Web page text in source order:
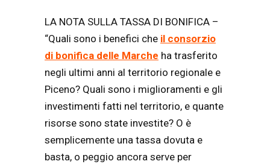
LA NOTA SULLA TASSA DI BONIFICA –
“Quali sono i benefici che il consorzio
di bonifica delle Marche ha trasferito
negli ultimi anni al territorio regionale e
Piceno? Quali sono i miglioramenti e gli
investimenti fatti nel territorio, e quante
risorse sono state investite? O è
semplicemente una tassa dovuta e
basta, o peggio ancora serve per